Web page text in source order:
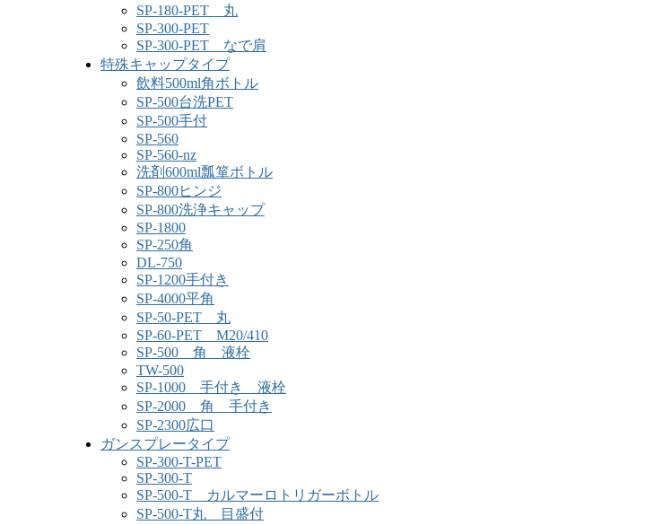
SP-180-PET 丸
SP-300-PET
SP-300-PET なで肩
特殊キャップタイプ
飲料500ml角ボトル
SP-500台洗PET
SP-500手付
SP-560
SP-560-nz
洗剤600ml瓢箪ボトル
SP-800ヒンジ
SP-800洗浄キャップ
SP-1800
SP-250角
DL-750
SP-1200手付き
SP-4000平角
SP-50-PET 丸
SP-60-PET M20/410
SP-500 角 液栓
TW-500
SP-1000 手付き 液栓
SP-2000 角 手付き
SP-2300広口
ガンスプレータイプ
SP-300-T-PET
SP-300-T
SP-500-T カルマーロトリガーボトル
SP-500-T丸 目盛付